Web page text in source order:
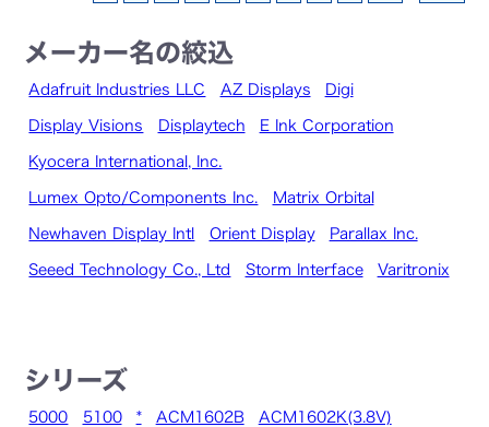
メーカー名の絞込
Adafruit Industries LLC AZ Displays Digi
Display Visions Displaytech E Ink Corporation
Kyocera International, Inc.
Lumex Opto/Components Inc. Matrix Orbital
Newhaven Display Intl Orient Display Parallax Inc.
Seeed Technology Co., Ltd Storm Interface Varitronix
シリーズ
5000 5100 * ACM1602B ACM1602K(3.8V)